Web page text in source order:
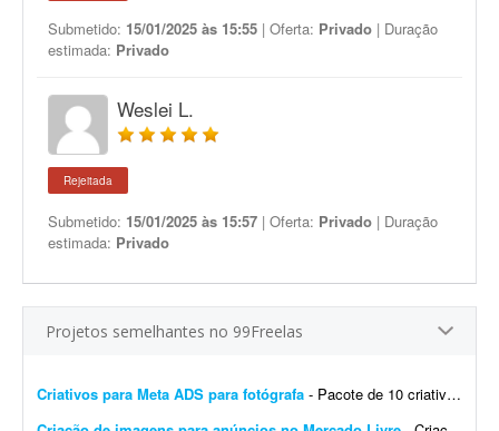
Submetido: 15/01/2025 às 15:55 | Oferta: Privado | Duração
estimada: Privado
Weslei L.
Rejeitada
Submetido: 15/01/2025 às 15:57 | Oferta: Privado | Duração
estimada: Privado
Projetos semelhantes no 99Freelas
Criativos para Meta ADS para fotógrafa - Pacote de 10 criativos que convertem para Meta Ads. Os criativos serão feitos para uma fotógrafa. Nada contra quem usa IA para fazer os criativos. Mas se você só trabalh...